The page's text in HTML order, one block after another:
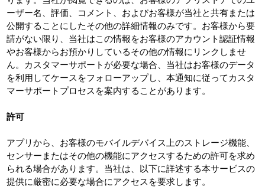
ーザー名、評価、コメント、およびお客様が当社と共有または
公開することにしたその他の詳細情報のみです。お客様から要
請がない限り、当社はこの情報をお客様のアカウント認証情報
やお客様からお預かりしているその他の情報にリンクしませ
ん。カスタマーサポートが必要な場合、当社はお客様のデータ
を利用してケースをフォローアップし、本通知に従ってカスタ
マーサポートプロセスを案内することがあります。
許可
アプリから、お客様のモバイルデバイス上のストレージ機能、
センサーまたはその他の機能にアクセスするための許可を求め
られる場合があります。当社は、以下に詳述する本サービスの
提供に厳密に必要な場合にアクセスを要求します。